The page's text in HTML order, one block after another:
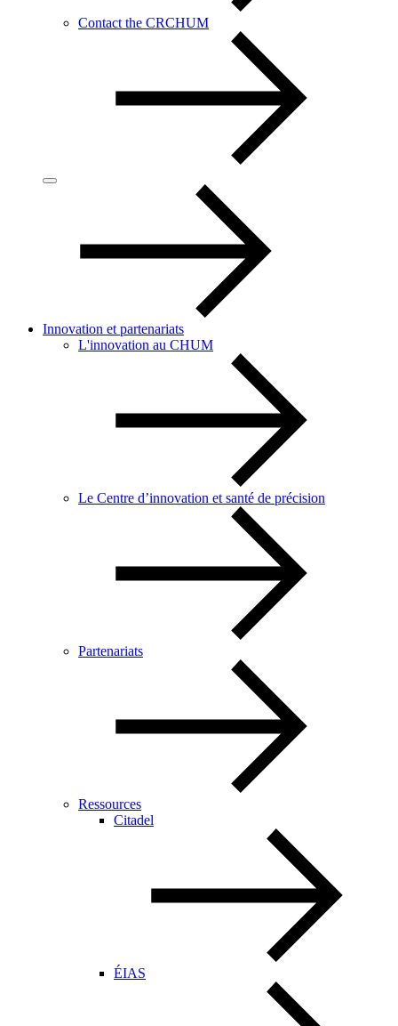
Contact the CRCHUM
Innovation et partenariats
L'innovation au CHUM
Le Centre d’innovation et santé de précision
Partenariats
Ressources
Citadel
ÉIAS